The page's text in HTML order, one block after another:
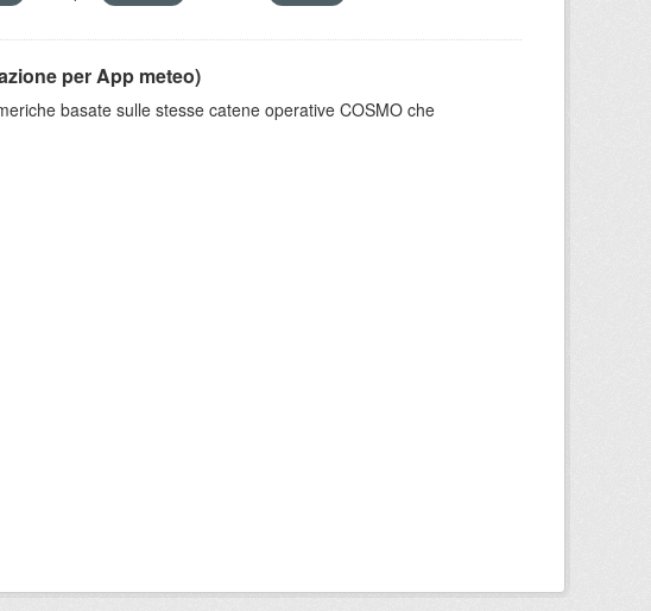
per App meteo)
basate sulle stesse catene operative COSMO che